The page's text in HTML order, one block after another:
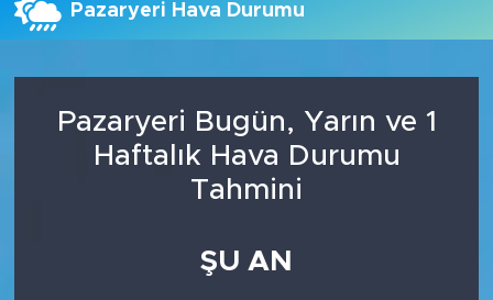
Pazaryeri Hava Durumu
Pazaryeri Bugün, Yarın ve 1
Haftalık Hava Durumu
Tahmini
ŞU AN
MAGAZİN
Süper Lig Puan Durumu ve Fikstür
Son Dakika Haberleri